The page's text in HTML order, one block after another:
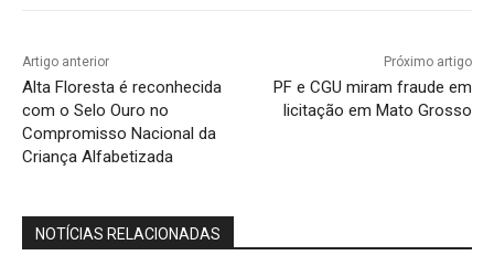
Artigo anterior
Alta Floresta é reconhecida
com o Selo Ouro no
Compromisso Nacional da
Criança Alfabetizada
Próximo artigo
PF e CGU miram fraude em
licitação em Mato Grosso
NOTÍCIAS RELACIONADAS